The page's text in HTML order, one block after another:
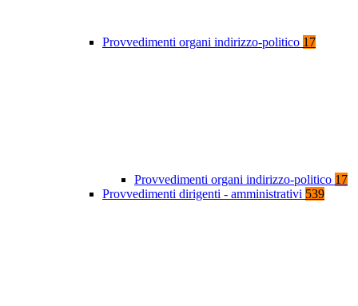
Provvedimenti organi indirizzo-politico 17
Provvedimenti organi indirizzo-politico 17
Provvedimenti dirigenti - amministrativi 539